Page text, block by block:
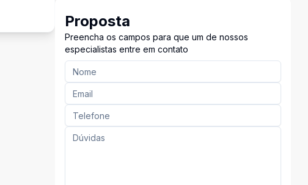
Proposta
Preencha os campos para que um de nossos
especialistas entre em contato